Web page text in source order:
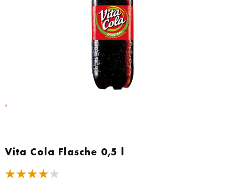
Vita Cola Flasche 0,5 l
★★★★★
Anfang
Bildgalerie